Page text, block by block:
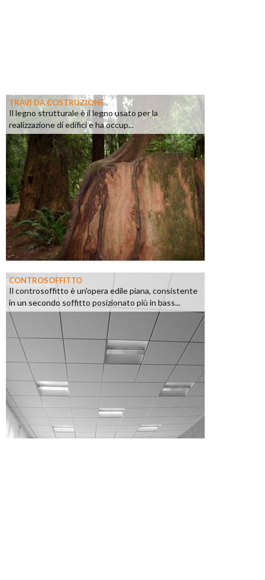
TRAVI DA COSTRUZIONE
Il legno strutturale è il legno usato per la
realizzazione di edifici e ha occup...
CONTROSOFFITTO
Il controsoffitto è un'opera edile piana, consistente
in un secondo soffitto posizionato più in bass...